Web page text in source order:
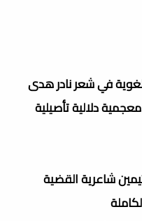
في شعر نادر هدى
دلالية تأصيلية
شاعرية القضية